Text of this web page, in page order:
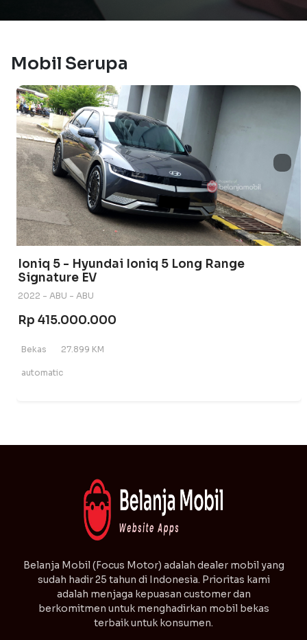
Mobil Serupa
Ioniq 5 - Hyundai Ioniq 5 Long Range
Signature EV
2022 - ABU - ABU
Rp 415.000.000
Bekas 27.899 KM
automatic
⁠Belanja Mobil (Focus Motor) adalah dealer mobil yang
sudah hadir 25 tahun di Indonesia. Prioritas kami
adalah menjaga kepuasan customer dan
berkomitmen untuk menghadirkan mobil bekas
terbaik untuk konsumen.